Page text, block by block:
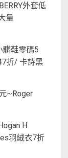
外套低
量
髒鞋零碼5
折/ 卡詩黑
~Roger
H
羽絨衣7折